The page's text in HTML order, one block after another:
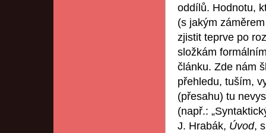
oddílů. Hodnotu,
(s jakým
zjistit teprve po
složkám
článku. Zde nám
přehledu, tuším,
(přesahu) tu
(např.:
J. Hrabák, Úvod,